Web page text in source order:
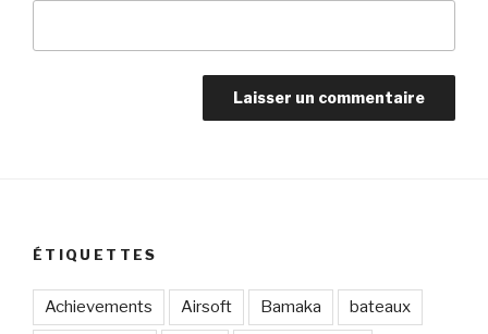
ÉTIQUETTES
Achievements Airsoft Bamaka bateaux